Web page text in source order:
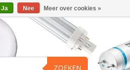
ZOEKEN
Ja Nee Meer over cookies »